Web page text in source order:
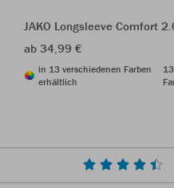
JAKO Longsleeve Comfort
ab 34,99 €
in 13 verschiedenen Farben
erhältlich
13